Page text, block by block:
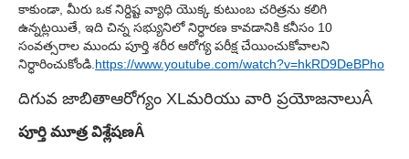
కాకుండా, మీరు ఒక నిర్దిష్ట వ్యాధి యొక్క కుటుంబ చరిత్రను కలిగి
ఉన్నట్లయితే, ఇది చిన్న సభ్యునిలో నిర్ధారణ కావడానికి కనీసం 10
సంవత్సరాల ముందు పూర్తి శరీర ఆరోగ్య పరీక్ష చేయించుకోవాలని
నిర్ధారించుకోండి. https://www.youtube.com/watch?v=hkRD9DeBPho
దిగువ జాబితాఆరోగ్యం XLమరియు వారి ప్రయోజనాలుÂ
పూర్తి మూత్ర విశ్లేషణÂ